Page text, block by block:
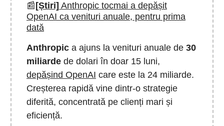
📰 [Știri] Anthropic tocmai a depășit
OpenAI ca venituri anuale, pentru prima
dată
Anthropic a ajuns la venituri anuale de 30
miliarde de dolari în doar 15 luni,
depășind OpenAI care este la 24 miliarde.
Creșterea rapidă vine dintr-o strategie
diferită, concentrată pe clienți mari și
eficiență.